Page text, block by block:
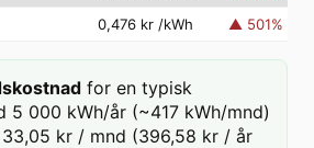
0,476 kr /kWh ▲ 501%
for en typisk
5 000 kWh/år (~417 kWh/mnd)
kr / mnd (396,58 kr / år